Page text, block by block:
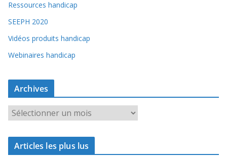
Ressources handicap
SEEPH 2020
Vidéos produits handicap
Webinaires handicap
Archives
c
Articles les plus lus